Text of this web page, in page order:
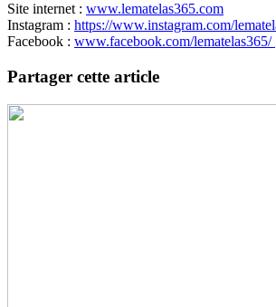
Site internet : www.lematelas365.com
Instagram : https://www.instagram.com/
Facebook : www.facebook.com/lematelas365/
Partager cette article